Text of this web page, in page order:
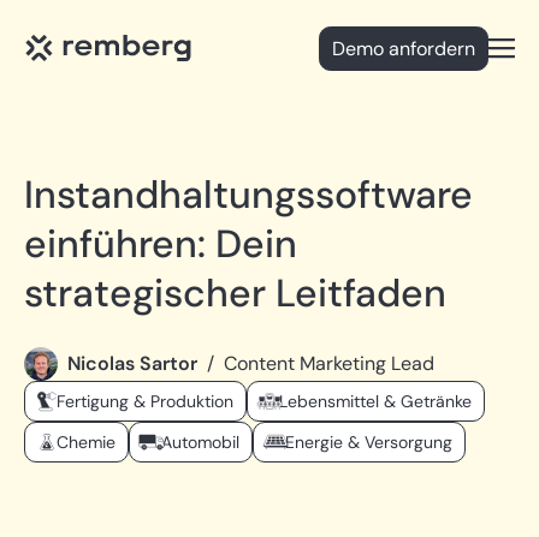
Demo anfordern
Instandhaltungssoftware
einführen: Dein
strategischer Leitfaden
Nicolas Sartor / Content Marketing Lead
Fertigung & Produktion
Lebensmittel & Getränke
Chemie
Automobil Energie & Versorgung